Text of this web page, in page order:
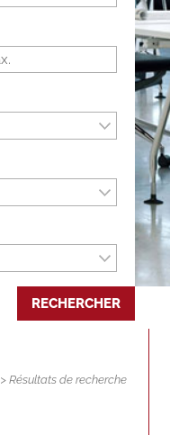
RECHERCHER
> Résultats de recherche